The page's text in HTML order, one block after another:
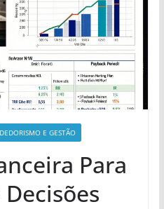
E GESTÃO
Para